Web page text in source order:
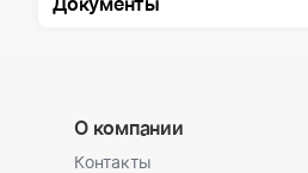
О компании
Контакты